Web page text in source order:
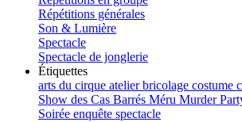
Répétitions générales
Son & Lumière
Spectacle
Spectacle de jonglerie
Étiquettes
arts du cirque atelierbricolage costume
Show des Cas Barrés Méru Murder
Soirée enquête spectacle